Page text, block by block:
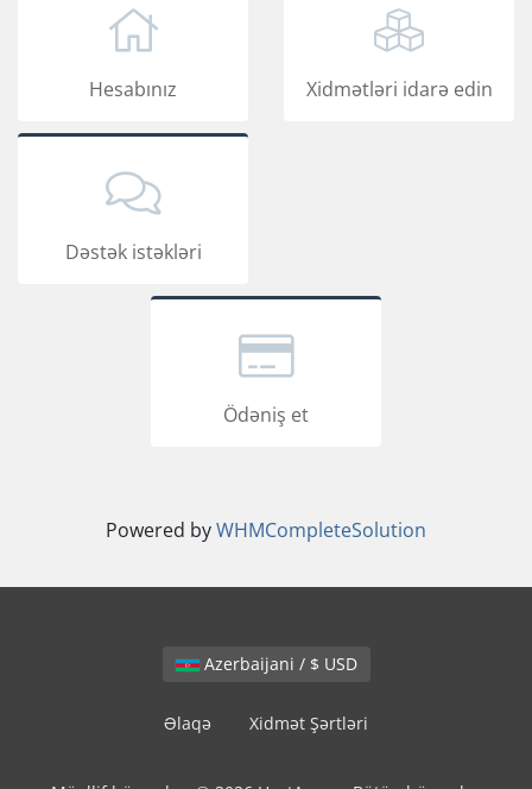
Hesabınız Xidmətləri idarə edin
Dəstək istəkləri
Ödəniş et
Powered byWHMCompleteSolution
Azerbaijani / $ USD
Əlaqə Xidmət Şərtləri